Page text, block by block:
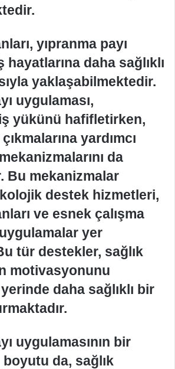
yıpranma payı
daha sağlıklı
yaklaşabilmektedir.
uygulaması,
iş yükünü hafifletirken,
yardımcı
da
Bu mekanizmalar
destek hizmetleri,
ve esnek çalışma
yer
tür destekler, sağlık
motivasyonunu
daha sağlıklı bir
uygulamasının bir
da, sağlık